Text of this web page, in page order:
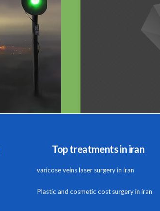
Top treatments in iran
varicose veins laser surgery in iran
Plastic and cosmetic cost surgery in iran